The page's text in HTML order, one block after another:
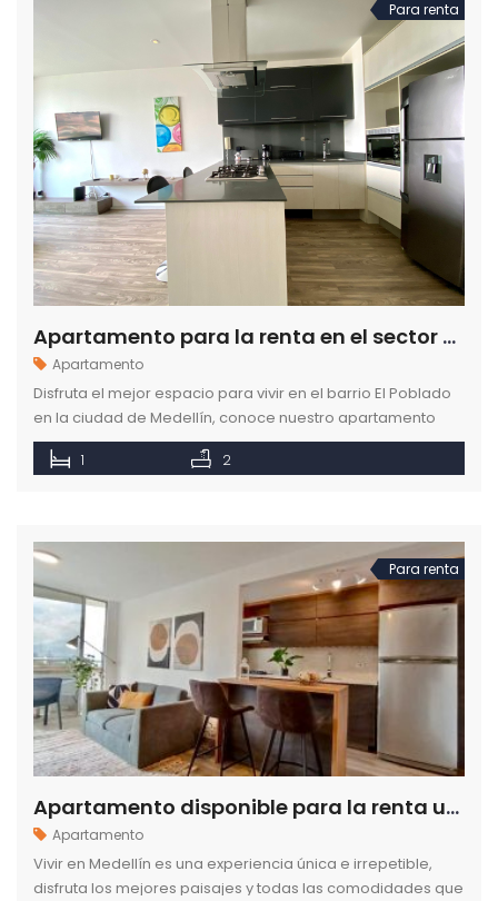
Para renta
Apartamento para la renta en el sector de El Poblado en Medellín
Apartamento
Disfruta el mejor espacio para vivir en el barrio El Poblado
en la ciudad de Medellín, conoce nuestro apartamento
amoblado y descubre los beneficios de elegir a como en
casa. 1 2
Para renta
Apartamento disponible para la renta ubicado en el sector de Milla de Oro en Medellín
Apartamento
Vivir en Medellín es una experiencia única e irrepetible,
disfruta los mejores paisajes y todas las comodidades que